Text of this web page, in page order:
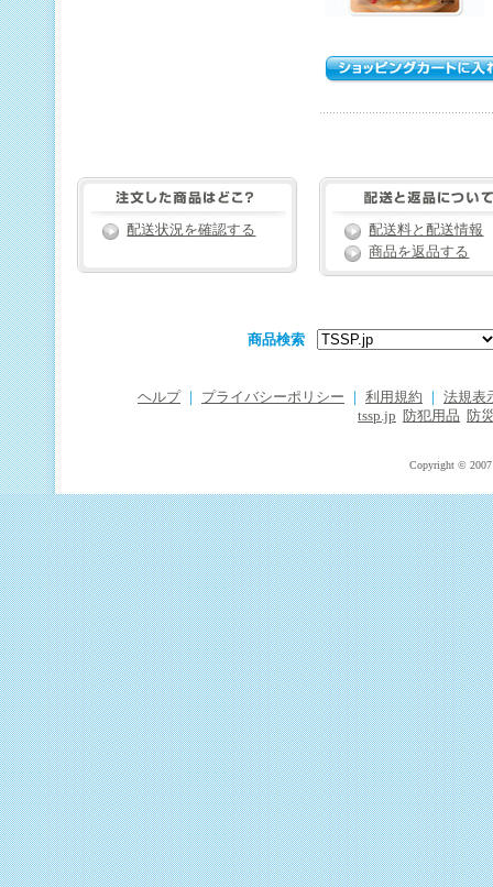
配送状況を確認する
配送料と配送情報
商品を返品する
商品検索
ヘルプ プライバシーポリシー 利用規約
法規表
tssp.jp
防犯用品 防
Copyright © 2007